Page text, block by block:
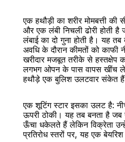
एक हथौड़ी का शरीर मोमबत्ती की
और एक लंबी निचली ढोरी होती
लंबाई का दो गुना होती है। यह
अवधि के दौरान कीमतों को
खरीदार मजबूत तरीके से
लगभग ओपन के पास वापस खींच
हथौड़े एक बुलिश उलटवार संकेत
एक शूटिंग स्टार इसका उलट है:
ऊपरी ठोकी। यह तब बनता है जब
ऊँचा धकेलते हैं लेकिन विक्रेता
प्रतिरोध स्तरों पर, यह एक